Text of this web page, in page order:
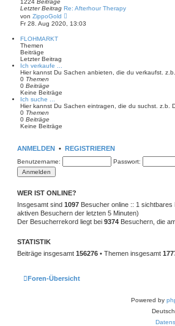
a
t
e
r
B
i
a
g
Letzter Beitrag Re: Afterhour Therapy
von ZippoGold
u
e
g
Fr 28. Aug 2020, 13:03
FLOHMARKT
Themen
Beiträge
Letzter Beitrag
Ich verkaufe ...
Hier kannst Du Sachen anbieten, die du verkaufst.
0 Themen
0 Beiträge
Keine Beiträge
Ich suche ...
Hier kannst Du Sachen eintragen, die du suchst. z.b.
0 Themen
0 Beiträge
Keine Beiträge
ANMELDEN • REGISTRIEREN
Benutzername: Passwort:
WER IST ONLINE?
Insgesamt sind 1097 Besucher online :: 1
aktiven Besuchern der letzten 5 Minuten)
Der Besucherrekord liegt bei 9374 Besuchern, die
STATISTIK
Beiträge insgesamt 156276 • Themen insgesamt
Foren-Übersicht
Powered by